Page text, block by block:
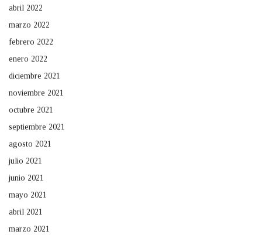
abril 2022
marzo 2022
febrero 2022
enero 2022
diciembre 2021
noviembre 2021
octubre 2021
septiembre 2021
agosto 2021
julio 2021
junio 2021
mayo 2021
abril 2021
marzo 2021